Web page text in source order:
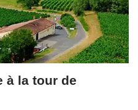
à la tour de